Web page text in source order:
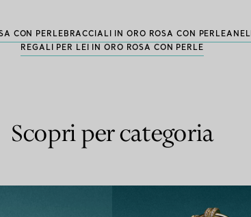
CON PERLE BRACCIALI IN ORO ROSA CON PERLE
REGALI PER LEI IN ORO ROSA CON PERLE
Scopri per categoria